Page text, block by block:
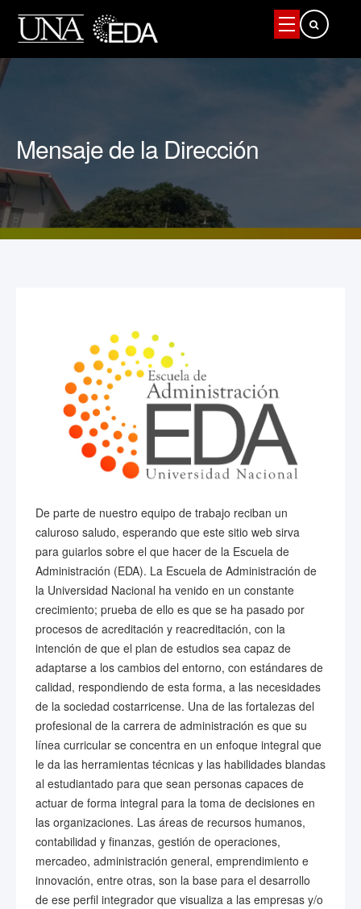
Mensaje de la Dirección
De parte de nuestro equipo de trabajo reciban un
caluroso saludo, esperando que este sitio web sirva
para guiarlos sobre el que hacer de la Escuela de
Administración (EDA). La Escuela de Administración de
la Universidad Nacional ha venido en un constante
crecimiento; prueba de ello es que se ha pasado por
procesos de acreditación y reacreditación, con la
intención de que el plan de estudios sea capaz de
adaptarse a los cambios del entorno, con estándares de
calidad, respondiendo de esta forma, a las necesidades
de la sociedad costarricense. Una de las fortalezas del
profesional de la carrera de administración es que su
línea curricular se concentra en un enfoque integral que
le da las herramientas técnicas y las habilidades blandas
al estudiantado para que sean personas capaces de
actuar de forma integral para la toma de decisiones en
las organizaciones. Las áreas de recursos humanos,
contabilidad y finanzas, gestión de operaciones,
mercadeo, administración general, emprendimiento e
innovación, entre otras, son la base para el desarrollo
de ese perfil integrador que visualiza a las empresas y/o